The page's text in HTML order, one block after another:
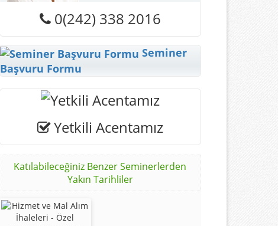
0(242) 338 2016
Seminer
Başvuru Formu
Yetkili Acentamız
Katılabileceğiniz Benzer Seminerlerden
Yakın Tarihliler